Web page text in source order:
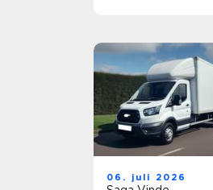
06. juli 2026